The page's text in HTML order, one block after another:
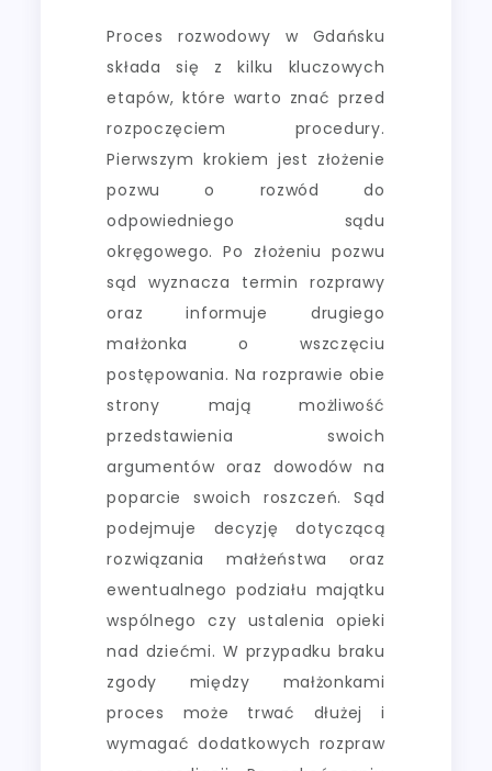
Proces rozwodowy w Gdańsku
składa się z kilku kluczowych
etapów, które warto znać przed
rozpoczęciem procedury.
Pierwszym krokiem jest złożenie
pozwu o rozwód do
odpowiedniego sądu
okręgowego. Po złożeniu pozwu
sąd wyznacza termin rozprawy
oraz informuje drugiego
małżonka o wszczęciu
postępowania. Na rozprawie obie
strony mają możliwość
przedstawienia swoich
argumentów oraz dowodów na
poparcie swoich roszczeń. Sąd
podejmuje decyzję dotyczącą
rozwiązania małżeństwa oraz
ewentualnego podziału majątku
wspólnego czy ustalenia opieki
nad dziećmi. W przypadku braku
zgody między małżonkami
proces może trwać dłużej i
wymagać dodatkowych rozpraw